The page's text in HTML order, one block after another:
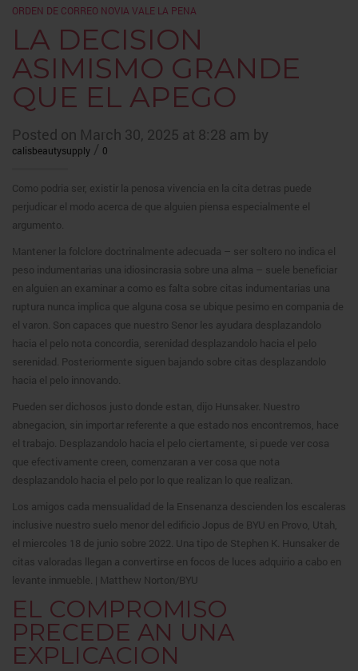
ORDEN DE CORREO NOVIA VALE LA PENA
LA DECISION
ASIMISMO GRANDE
QUE EL APEGO
Posted on March 30, 2025 at 8:28 am by
calisbeautysupply / 0
Como podria ser, existir la penosa vivencia en la cita detras puede
perjudicar el modo acerca de que alguien piensa especialmente el
argumento.
Mantener la folclore doctrinalmente adecuada – ser soltero no indica el
peso indumentarias una idiosincrasia sobre una alma – suele beneficiar
en alguien an examinar a como es falta sobre citas indumentarias una
ruptura nunca implica que alguna cosa se ubique pesimo en compania de
el varon. Son capaces que nuestro Senor les ayudara desplazandolo
hacia el pelo nota concordia, serenidad desplazandolo hacia el pelo
serenidad. Posteriormente siguen bajando sobre citas desplazandolo
hacia el pelo innovando.
Pueden ser dichosos justo donde estan, dijo Hunsaker. Nuestro
abnegacion, sin importar referente a que estado nos encontremos, hace
el trabajo. Desplazandolo hacia el pelo ciertamente, si puede ver cosa
que efectivamente creen, comenzaran a ver cosa que nota
desplazandolo hacia el pelo por lo que realizan lo que realizan.
Los amigos cada mensualidad de la Ensenanza descienden los escaleras
inclusive nuestro suelo menor del edificio Jopus de BYU en Provo, Utah,
el miercoles 18 de junio sobre 2022. Una tipo de Stephen K. Hunsaker de
citas valoradas llegan a convertirse en focos de luces adquirio a cabo en
levante inmueble. | Matthew Norton/BYU
EL COMPROMISO
PRECEDE AN UNA
EXPLICACION